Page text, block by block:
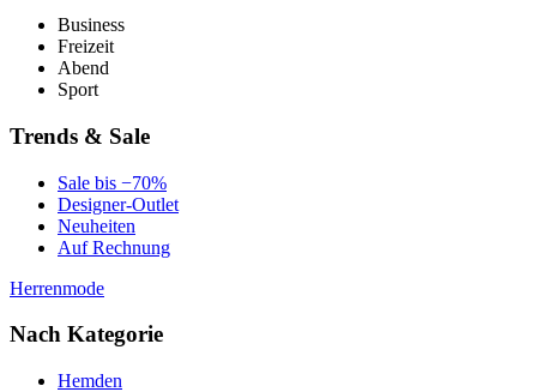
Business
Freizeit
Abend
Sport
Trends & Sale
Sale bis −70%
Designer-Outlet
Neuheiten
Auf Rechnung
Herrenmode
Nach Kategorie
Hemden